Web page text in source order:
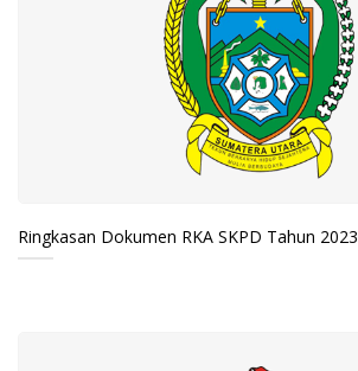
Ringkasan Dokumen RKA SKPD Tahun 2023